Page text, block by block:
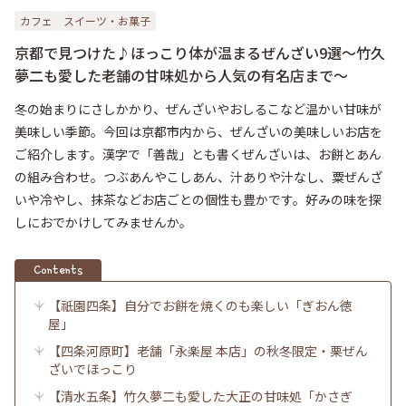
カフェ スイーツ・お菓子
京都で見つけた♪ほっこり体が温まるぜんざい9選〜竹久
夢二も愛した老舗の甘味処から人気の有名店まで〜
冬の始まりにさしかかり、ぜんざいやおしるこなど温かい甘味が
美味しい季節。今回は京都市内から、ぜんざいの美味しいお店を
ご紹介します。漢字で「善哉」とも書くぜんざいは、お餅とあん
の組み合わせ。つぶあんやこしあん、汁ありや汁なし、粟ぜんざ
いや冷やし、抹茶などお店ごとの個性も豊かです。好みの味を探
しにおでかけしてみませんか。
Contents
【祇園四条】自分でお餅を焼くのも楽しい「ぎおん徳
屋」
【四条河原町】老舗「永楽屋 本店」の秋冬限定・栗ぜん
ざいでほっこり
【清水五条】竹久夢二も愛した大正の甘味処「かさぎ